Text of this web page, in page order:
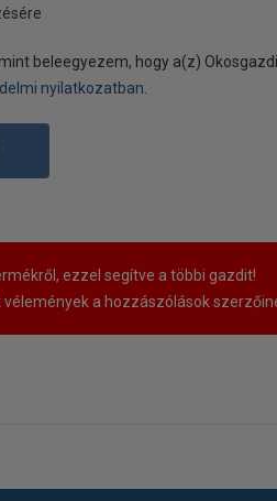
beleegyezem, hogy a(z)
nyilatkozatban.
ezzel segítve a többi gazdit!
a hozzászólások